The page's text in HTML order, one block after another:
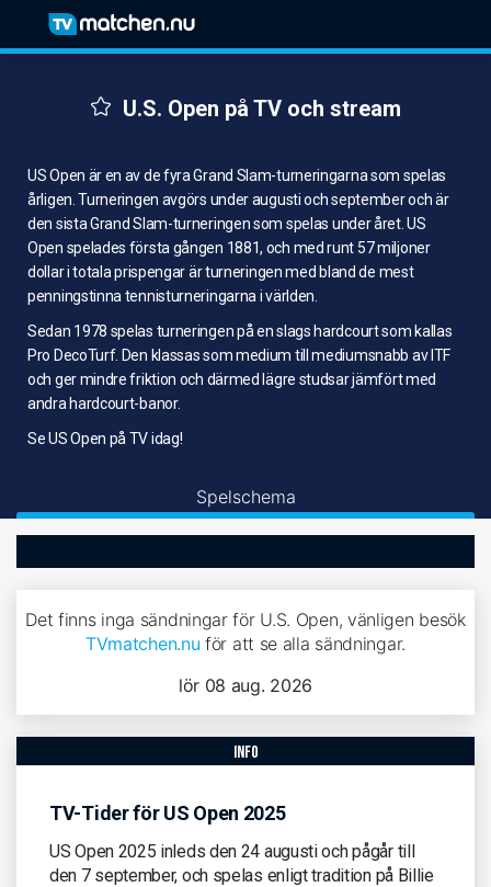
U.S. Open på TV och stream
US Open är en av de fyra Grand Slam-turneringarna som spelas
årligen. Turneringen avgörs under augusti och september och är
den sista Grand Slam-turneringen som spelas under året. US
Open spelades första gången 1881, och med runt 57 miljoner
dollar i totala prispengar är turneringen med bland de mest
penningstinna tennisturneringarna i världen.
Sedan 1978 spelas turneringen på en slags hardcourt som kallas
Pro DecoTurf. Den klassas som medium till mediumsnabb av ITF
och ger mindre friktion och därmed lägre studsar jämfört med
andra hardcourt-banor.
Se US Open på TV idag!
Spelschema
Det finns inga sändningar för U.S. Open, vänligen besök
TVmatchen.nu för att se alla sändningar.
lör 08 aug. 2026
info
TV-Tider för US Open 2025
US Open 2025 inleds den 24 augusti och pågår till
den 7 september, och spelas enligt tradition på Billie